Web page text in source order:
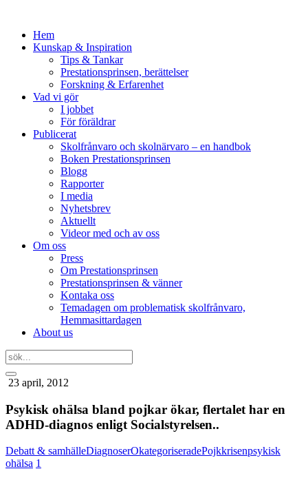
Hem
Kunskap & Inspiration
Tips & Tankar
Prestationsprinsen, berättelser
Forskning & Erfarenhet
Vad vi gör
I jobbet
För föräldrar
Publicerat
Skolfrånvaro och skolnärvaro – en handbok
Boken Prestationsprinsen
Blogg
Rapporter
I media
Nyhetsbrev
Aktuellt
Videor med och av oss
Om oss
Press
Om Prestationsprinsen
Prestationsprinsen & vänner
Kontaka oss
Temadagen om problematisk skolfrånvaro,
Hemmasittardagen
About us
23 april, 2012
Psykisk ohälsa bland pojkar ökar, flertalet har en
ADHD-diagnos enligt Socialstyrelsen..
Debatt & samhälleDiagnoserOkategoriseradePojkkrisenpsykisk
ohälsa 1